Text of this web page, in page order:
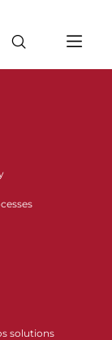
solutions